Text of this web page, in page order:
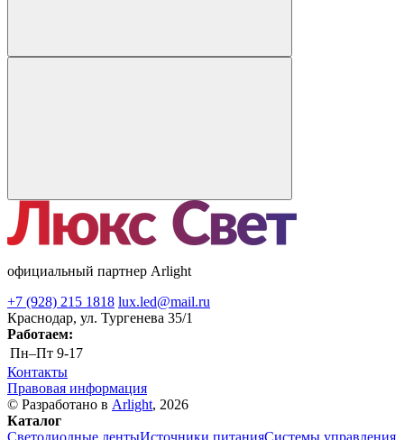
официальный партнер Arlight
+7 (928) 215 1818 lux.led@mail.ru
Краснодар, ул. Тургенева 35/1
Работаем:
Пн–Пт 9-17
Контакты
Правовая информация
© Разработано в Arlight, 2026
Каталог